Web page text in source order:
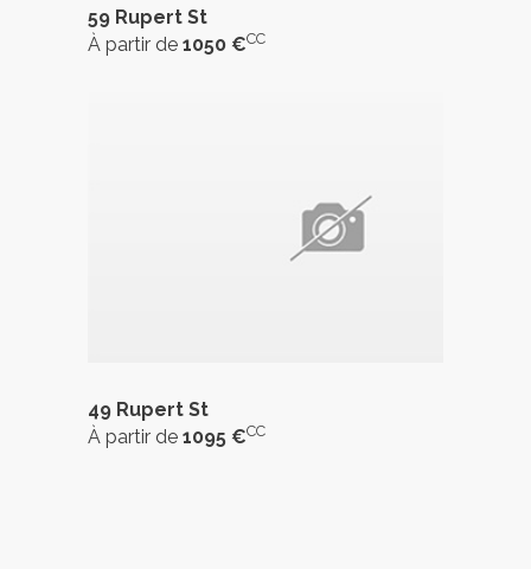
59 Rupert St
À partir de 1050 €CC
49 Rupert St
À partir de 1095 €CC